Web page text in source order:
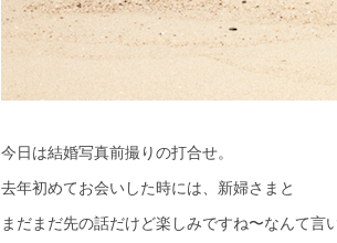
今日は結婚写真前撮りの打合せ。
去年初めてお会いした時には、新婦さまと
まだまだ先の話だけど楽しみですね〜なんて言